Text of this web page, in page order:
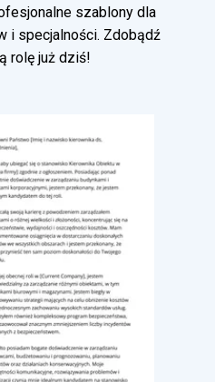
szablony dla
i specjalności. Zdobądź
rolę już dziś!